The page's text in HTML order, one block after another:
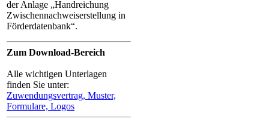
der Anlage „Handreichung
Zwischennachweiserstellung in
Förderdatenbank“.
Zum Download-Bereich
Alle wichtigen Unterlagen
finden Sie unter:
Zuwendungsvertrag, Muster,
Formulare, Logos